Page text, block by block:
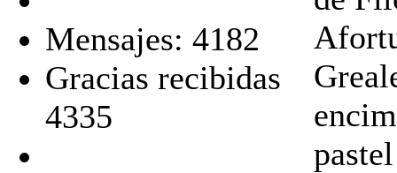
Mensajes: 4182
Gracias recibidas
4335